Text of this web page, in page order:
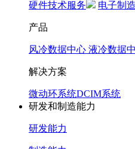
硬件技术服务 电子制
产品
风冷数据中心 液冷数据
解决方案
微动环系统DCIM系统
研发和制造能力
研发能力